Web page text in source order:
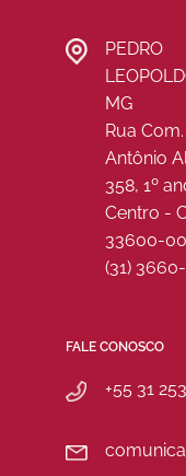
PEDRO
MG
Rua Com.
Antônio
358, 1º
Centro -
33600-
(31)
FALE CONOSCO
+55 31